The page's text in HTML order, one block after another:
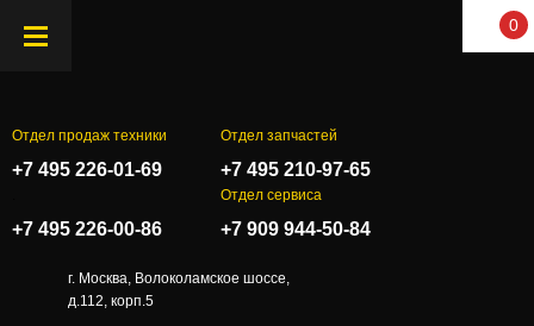
0
Отдел продаж техники
+7 495 226-01-69
Отдел запчастей
+7 495 210-97-65
+7 495 226-00-86
Отдел сервиса
+7 909 944-50-84
г. Москва, Волоколамское шоссе,
д.112, корп.5